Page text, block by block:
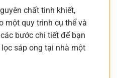
chất tinh khiết,
một quy trình cụ thể và
bước chi tiết để bạn
sáp ong tại nhà một